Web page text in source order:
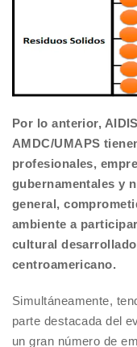
Por lo anterior,
AMDC/UMAPS
profesionales,
gubernamentales y
general,
ambiente a
cultural
centroamericano.
Simultáneamente,
parte destacada del
un gran número de